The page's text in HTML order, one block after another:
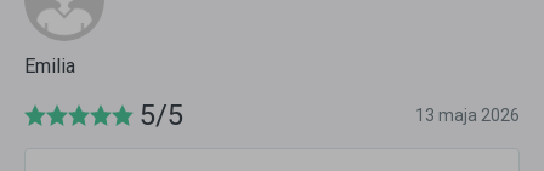
Emilia
5/5 13 maja 2026